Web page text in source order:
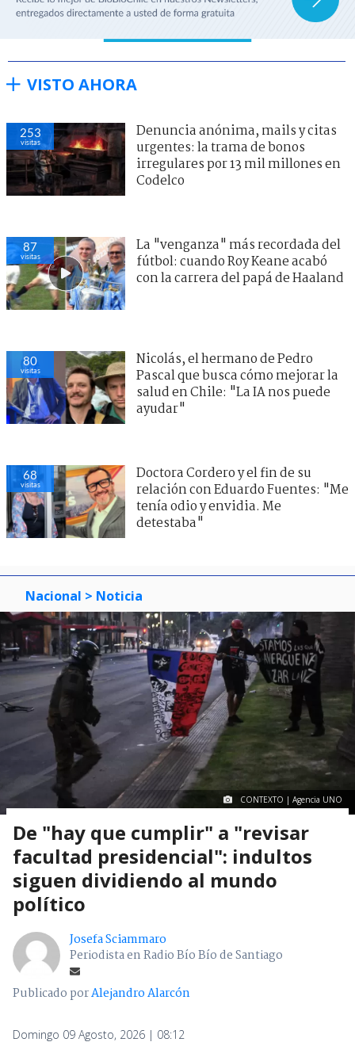
VISTO AHORA
253
visitas
Denuncia anónima, mails y citas
urgentes: la trama de bonos
irregulares por 13 mil millones en
Codelco
87
visitas
La "venganza" más recordada del
fútbol: cuando Roy Keane acabó
con la carrera del papá de Haaland
80
visitas
Nicolás, el hermano de Pedro
Pascal que busca cómo mejorar la
salud en Chile: "La IA nos puede
ayudar"
68
visitas
Doctora Cordero y el fin de su
relación con Eduardo Fuentes: "Me
tenía odio y envidia. Me
detestaba"
Nacional > Noticia
CONTEXTO | Agencia UNO
De "hay que cumplir" a "revisar
facultad presidencial": indultos
siguen dividiendo al mundo
político
Josefa Sciammaro
Periodista en Radio Bío Bío de Santiago
Publicado porAlejandro Alarcón
Domingo 09 Agosto, 2026 | 08:12